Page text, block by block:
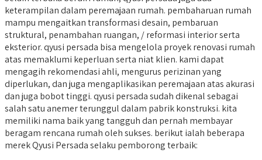
keterampilan dalam peremajaan rumah. pembaharuan rumah
mampu mengaitkan transformasi desain, pembaruan
struktural, penambahan ruangan, / reformasi interior serta
eksterior. qyusi persada bisa mengelola proyek renovasi rumah
atas memaklumi keperluan serta niat klien. kami dapat
mengagih rekomendasi ahli, mengurus perizinan yang
diperlukan, dan juga mengaplikasikan peremajaan atas akurasi
dan juga bobot tinggi. qyusi persada sudah dikenal sebagai
salah satu anemer terunggul dalam pabrik konstruksi. kita
memiliki nama baik yang tangguh dan pernah membayar
beragam rencana rumah oleh sukses. berikut ialah beberapa
merek Qyusi Persada selaku pemborong terbaik: